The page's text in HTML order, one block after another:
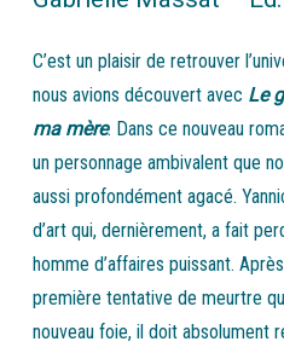
C’est un plaisir de retrouver
nous avions découvert avec Le
ma mère. Dans ce nouveau
un personnage ambivalent que
aussi profondément agacé.
d’art qui, dernièrement, a fait
homme d’affaires puissant.
première tentative de meurtre
nouveau foie, il doit absolument